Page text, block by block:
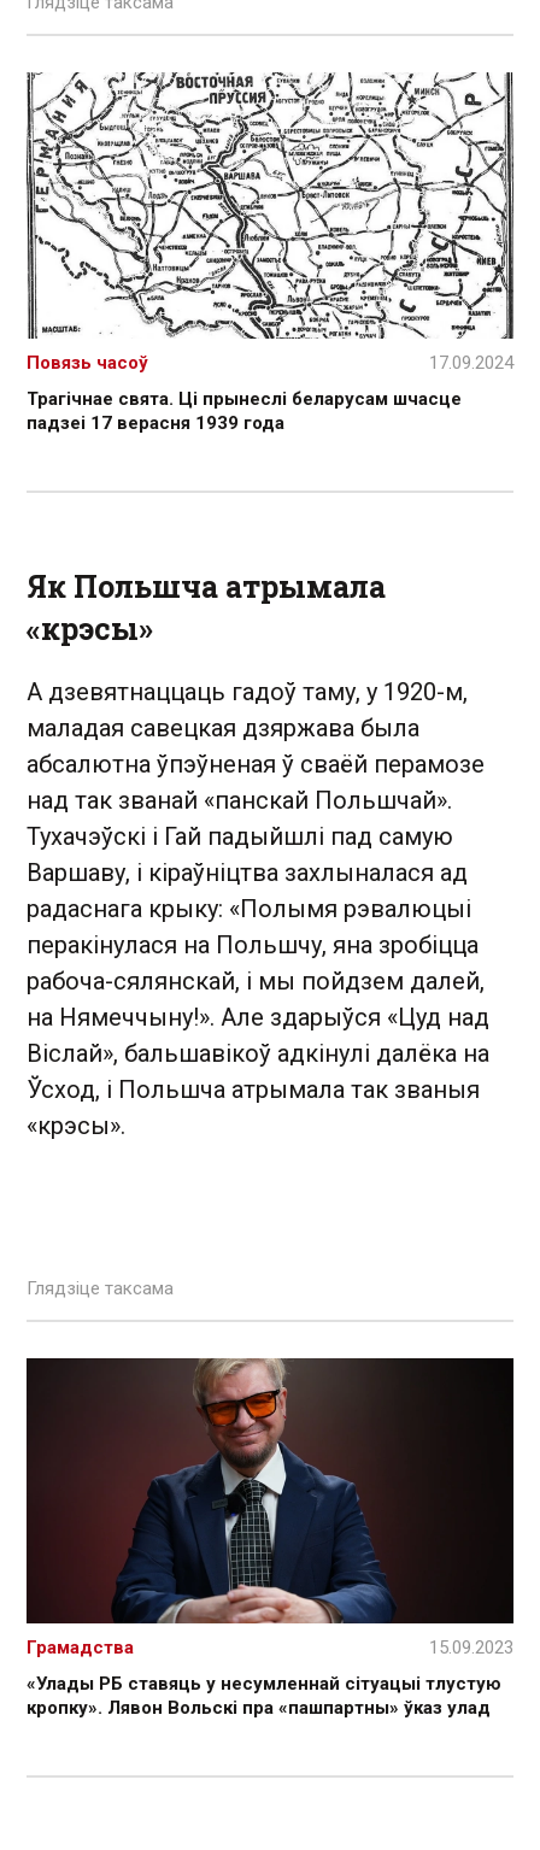
Трагічнае свята. Ці прынеслі беларусам шчасце
падзеі 17 верасня 1939 года
Повязь часоў 17.09.2024
Як Польшча атрымала
«крэсы»
А дзевятнаццаць гадоў таму, у 1920-м,
маладая савецкая дзяржава была
абсалютна ўпэўненая ў сваёй перамозе
над так званай «панскай Польшчай».
Тухачэўскі і Гай падыйшлі пад самую
Варшаву, і кіраўніцтва захлыналася ад
радаснага крыку: «Полымя рэвалюцыі
перакінулася на Польшчу, яна зробіцца
рабоча-сялянскай, і мы пойдзем далей,
на Нямеччыну!». Але здарыўся «Цуд над
Віслай», бальшавікоў адкінулі далёка на
Ўсход, і Польшча атрымала так званыя
«крэсы».
Глядзіце таксама
«Улады РБ ставяць у несумленнай сітуацыі тлустую
кропку». Лявон Вольскі пра «пашпартны» ўказ улад
Грамадства 15.09.2023